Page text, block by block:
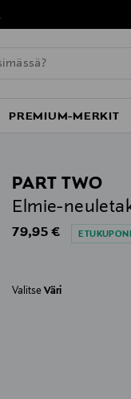
PREMIUM-MERKIT
PART TWO
Elmie-
Original Price
79,95 €
ValitseVäri